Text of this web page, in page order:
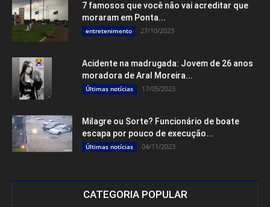
7 famosos que você não vai acreditar que
moraram em Ponta...
entretenimento 27/10/2023
Acidente na madrugada: Jovem de 26 anos
moradora de Aral Moreira...
Últimas notícias 17/05/2023
Milagre ou Sorte? Funcionário de boate
escapa por pouco de execução...
Últimas notícias 04/11/2023
CATEGORIA POPULAR